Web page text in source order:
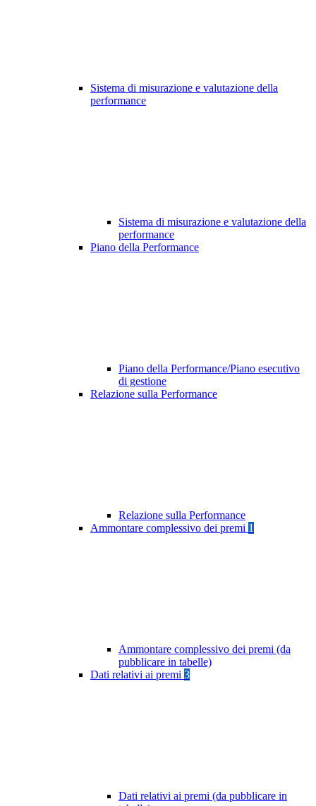
Sistema di misurazione e valutazione della
performance
Sistema di misurazione e valutazione della
performance
Piano della Performance
Piano della Performance/Piano esecutivo
di gestione
Relazione sulla Performance
Relazione sulla Performance
Ammontare complessivo dei premi 1
Ammontare complessivo dei premi (da
pubblicare in tabelle)
Dati relativi ai premi 3
Dati relativi ai premi (da pubblicare in